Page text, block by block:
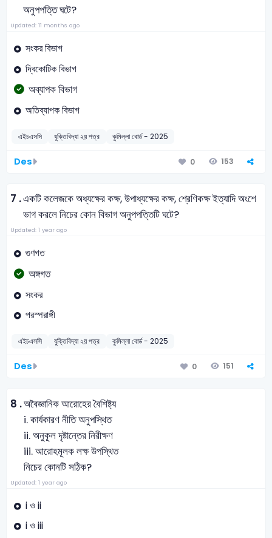
অনুপপত্তি ঘটে?
Updated: 11 months ago
সংকর বিভাগ
দ্বিকোটিক বিভাগ
অব্যাপক বিভাগ
অতিব্যাপক বিভাগ
এইচএসসি যুক্তিবিদ্যা ২য় পত্র কুমিল্লা বোর্ড - 2025
Des 0 153
7 .একটি কলেজকে অধ্যক্ষের কক্ষ, উপাধ্যক্ষের কক্ষ, শ্রেণিকক্ষ ইত্যাদি অংশে
ভাগ করলে নিচের কোন বিভাগ অনুপপত্তিটি ঘটে?
Updated: 1 year ago
গুণগত
অঙ্গগত
সংকর
পরস্পরাঙ্গী
এইচএসসি যুক্তিবিদ্যা ২য় পত্র কুমিল্লা বোর্ড - 2025
Des 0 151
8 .অবৈজ্ঞানিক আরোহের বৈশিষ্ট্য
i. কার্যকারণ নীতি অনুপস্থিত
ii. অনুকূল দৃষ্টান্তের নিরীক্ষণ
iii. আরোহমূলক লক্ষ উপস্থিত
নিচের কোনটি সঠিক?
Updated: 1 year ago
i ও ii
i ও iii